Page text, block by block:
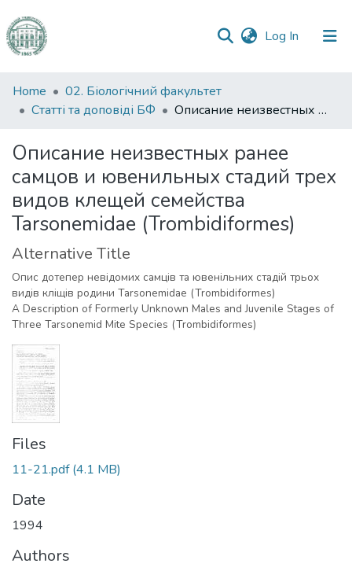
Log In (current)
Communities
&
All of DSpace
Statistics
Home
02. Біологічний факультет
Статті та доповіді БФ
Описание неизвестных ранее самцов и ювенильных стадий трех видов клещей семейства Tarsonemidae (Trombidiformes)
Описание неизвестных ранее
самцов и ювенильных стадий трех
видов клещей семейства
Tarsonemidae (Trombidiformes)
Alternative Title
Опис дотепер невідомих самців та ювенільних стадій трьох
видів кліщів родини Tarsonemidae (Trombidiformes)
A Description of Formerly Unknown Males and Juvenile Stages of
Three Tarsonemid Mite Species (Trombidiformes)
Files
11-21.pdf(4.1 MB)
Date
1994
Authors